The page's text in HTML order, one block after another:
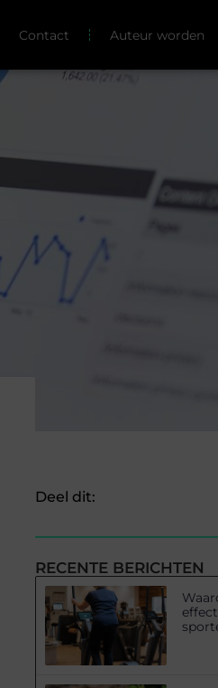
Contact Auteur worden
Deel dit:
RECENTE BERICHTEN